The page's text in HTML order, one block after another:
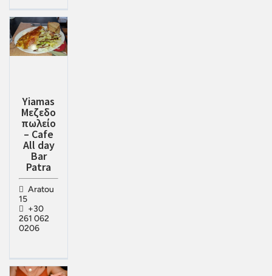
Yiamas
Μεζεδο
πωλείο
– Cafe
All day
Bar
Patra
Aratou
15
+30
261 062
0206